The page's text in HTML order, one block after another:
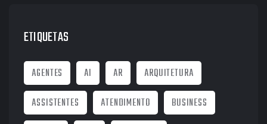
ETIQUETAS
AGENTES AI AR
ARQUITETURA
ASSISTENTES
ATENDIMENTO
BUSINESS